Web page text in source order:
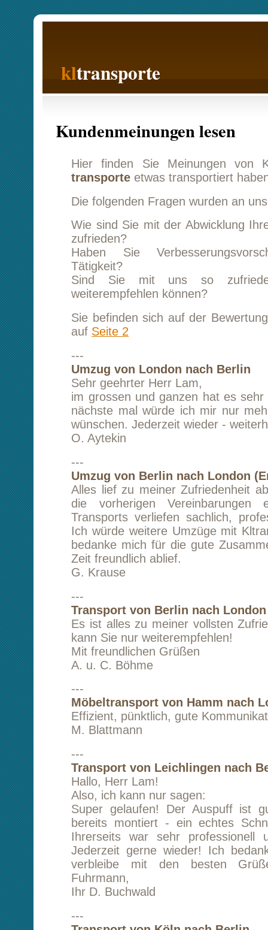
Hier finden Sie Meinungen von Kunden,
Die folgenden Fragen wurden an unsere
Wie sind Sie mit der Abwicklung Ihres
zufrieden?
Haben Sie Verbesserungsvorschläge
Tätigkeit?
Sind Sie mit uns so zufrieden,
weiterempfehlen können?
Sie befinden sich auf der Bewertungsseite 1.
aufSeite 2
Sehr geehrter Herr Lam,
im grossen und ganzen hat es sehr gut
wünschen. Jederzeit wieder - weiterhin viel
O. Aytekin
Umzug von Berlin nach London (England)
Alles lief zu meiner Zufriedenheit ab, die
die vorherigen Vereinbarungen eines
Transports verliefen sachlich, professionell,
Ich würde weitere Umzüge mit Kltransporte
Zeit freundlich ablief.
G. Krause
Transport von Berlin nach London
Es ist alles zu meiner vollsten Zufriedenheit
kann Sie nur weiterempfehlen!
Mit freundlichen Grüßen
A. u. C. Böhme
Effizient, pünktlich, gute Kommunikation,
M. Blattmann
Transport von Leichlingen nach Berlin
Hallo, Herr Lam!
Also, ich kann nur sagen:
Ihrerseits war sehr professionell und
Jederzeit gerne wieder! Ich bedanke mich
verbleibe mit den besten Grüßen,
Fuhrmann,
Transport von Köln nach Berlin
Ganz herzlichen Dank für die sorgfältige,
kundenorientierte und äußerst nette
Transportes. Alles war zu unsere vollsten
von der Kontaktaufnahme bis zur
empfehlenswert!
M. M.
Umzug von Hamburg nach Barcelona
Umzug ist bestens gelaufen. Vielen Dank
waren extrem hilfeich und ich bin sehr